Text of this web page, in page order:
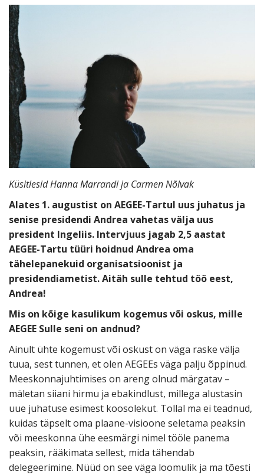
Küsitlesid Hanna Marrandi ja Carmen Nõlvak
Alates 1. augustist on AEGEE-Tartul uus juhatus ja
senise presidendi Andrea vahetas välja uus
president Ingeliis. Intervjuus jagab 2,5 aastat
AEGEE-Tartu tüüri hoidnud Andrea oma
tähelepanekuid organisatsioonist ja
presidendiametist. Aitäh sulle tehtud töö eest,
Andrea!
Mis on kõige kasulikum kogemus või oskus, mille
AEGEE Sulle seni on andnud?
Ainult ühte kogemust või oskust on väga raske välja
tuua, sest tunnen, et olen AEGEEs väga palju õppinud.
Meeskonnajuhtimises on areng olnud märgatav –
mäletan siiani hirmu ja ebakindlust, millega alustasin
uue juhatuse esimest koosolekut. Tollal ma ei teadnud,
kuidas täpselt oma plaane-visioone seletama peaksin
või meeskonna ühe eesmärgi nimel tööle panema
peaksin, rääkimata sellest, mida tähendab
delegeerimine. Nüüd on see väga loomulik ja ma tõesti